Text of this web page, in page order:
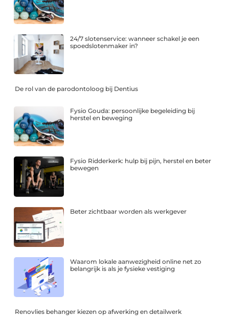
24/7 slotenservice: wanneer schakel je een
spoedslotenmaker in?
De rol van de parodontoloog bij Dentius
Fysio Gouda: persoonlijke begeleiding bij
herstel en beweging
Fysio Ridderkerk: hulp bij pijn, herstel en beter
bewegen
Beter zichtbaar worden als werkgever
Waarom lokale aanwezigheid online net zo
belangrijk is als je fysieke vestiging
Renovlies behanger kiezen op afwerking en detailwerk